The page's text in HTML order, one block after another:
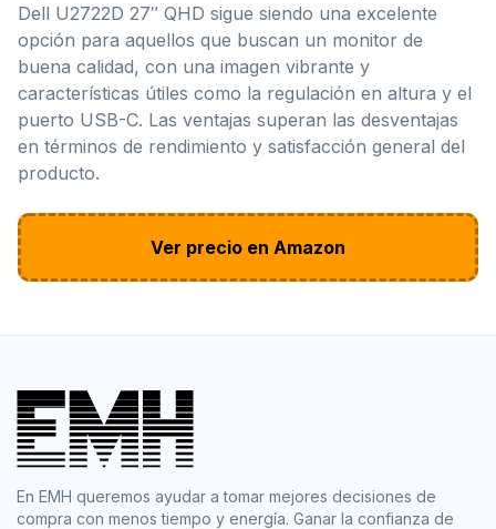
Dell U2722D 27″ QHD sigue siendo una excelente
opción para aquellos que buscan un monitor de
buena calidad, con una imagen vibrante y
características útiles como la regulación en altura y el
puerto USB-C. Las ventajas superan las desventajas
en términos de rendimiento y satisfacción general del
producto.
Ver precio en Amazon
En EMH queremos ayudar a tomar mejores decisiones de
compra con menos tiempo y energía. Ganar la confianza de